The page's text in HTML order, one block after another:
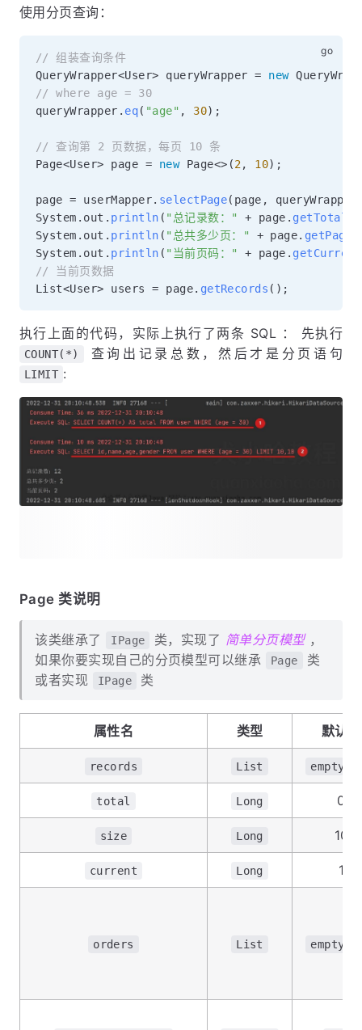
使用分页查询：
// 组装查询条件
QueryWrapper<User> queryWrapper = new
// where age = 30
queryWrapper . eq( "age" , 30) ;
// 查询第 2 页数据，每页 10 条
Page<User> page = new Page<> (2, 10) ;
page = userMapper. selectPage( page , queryWrapper
System . out . println ( "总记录数：" + page . getTotal
System . out . println ( "总共多少页：" + page. getPages
System . out . println ( "当前页码：" + page . getCurrent
// 当前页数据
List<User> users = page. getRecords ( ) ;
执行上面的代码，实际上执行了两条 SQL ： 先执行
COUNT(*) 查询出记录总数，然后才是分页语句
LIMIT :
Page 类说明
该类继承了 IPage 类，实现了 简单分页模型，
如果你要实现自己的分页模型可以继承
Page
类
或者实现
IPage 类
属性名 类型 默认值
records List
total Long 0
size Long 10
current Long 1
orders List